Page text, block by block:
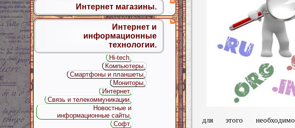
для этого необходимо
Интернет магазины.
Интернет и
информационные
технологии.
Hi-tech.
Компьютеры.
Смартфоны и планшеты.
Мониторы.
Интернет.
Связь и телекоммуникации.
Новостные и
информационные сайты.
Софт.